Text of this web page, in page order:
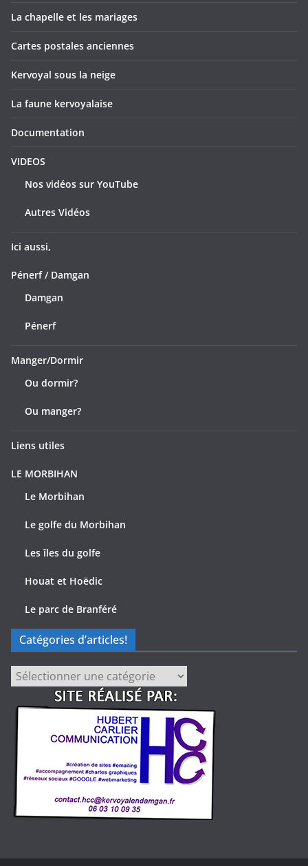
La chapelle et les mariages
Cartes postales anciennes
Kervoyal sous la neige
La faune kervoyalaise
Documentation
VIDEOS
Nos vidéos sur YouTube
Autres Vidéos
Ici aussi,
Pénerf / Damgan
Damgan
Pénerf
Manger/Dormir
Ou dormir?
Ou manger?
Liens utiles
LE MORBIHAN
Le Morbihan
Le golfe du Morbihan
Les îles du golfe
Houat et Hoëdic
Le parc de Branféré
Catégories d’articles!
Catégories
d’articles!